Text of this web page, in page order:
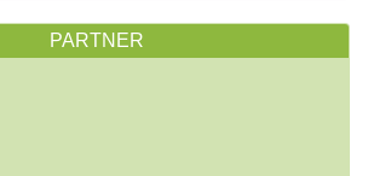
PARTNER